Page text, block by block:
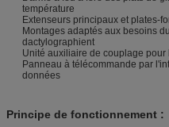
température
Extenseurs principaux et plates-
Montages adaptés aux besoins
dactylographient
Unité auxiliaire de couplage
Panneau à télécommande par
données
Principe de fonctionnement :